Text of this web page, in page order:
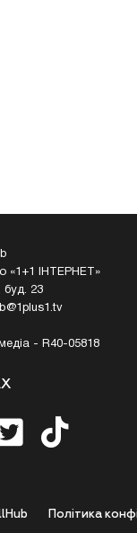
«1+1 ІНТЕРНЕТ»
буд. 23
медіа - R40-05818
Полiтика